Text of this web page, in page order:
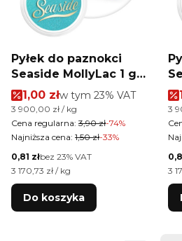
Pyłek do paznokci
Seaside MollyLac 1 g
Nr 2Cena promocyjna brutto
1,00 złw tym %s VAT
w tym 23% VAT
Cena jednostkowa brutto
3 900,00 zł / kg
Cena regularna: 3,90 zł-74%
Najniższa cena: 1,50 zł-33%
Cena netto
0,81 złbez 23% VAT
Cena jednostkowa netto
3 170,73 zł / kg
Do koszyka
3
3